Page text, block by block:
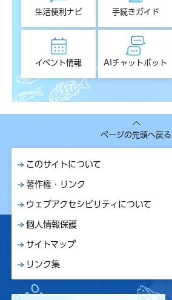
生活便利ナビ 手続きガイド
イベント情報 AIチャットボット
ページの先頭へ戻る
このサイトについて
著作権・リンク
ウェブアクセシビリティについて
個人情報保護
サイトマップ
リンク集